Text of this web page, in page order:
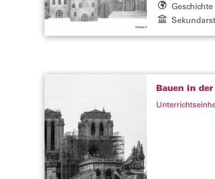
Geschichte
Bauen in